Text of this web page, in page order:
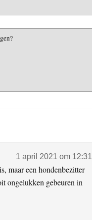
1 april 2021 om 12:31
maar een hondenbezitter
ongelukken gebeuren in